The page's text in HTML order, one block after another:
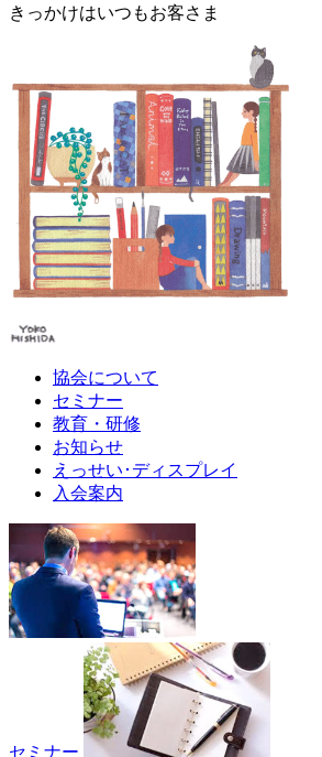
きっかけはいつもお客さま
協会について
セミナー
教育・研修
お知らせ
えっせい･ディスプレイ
入会案内
セミナー